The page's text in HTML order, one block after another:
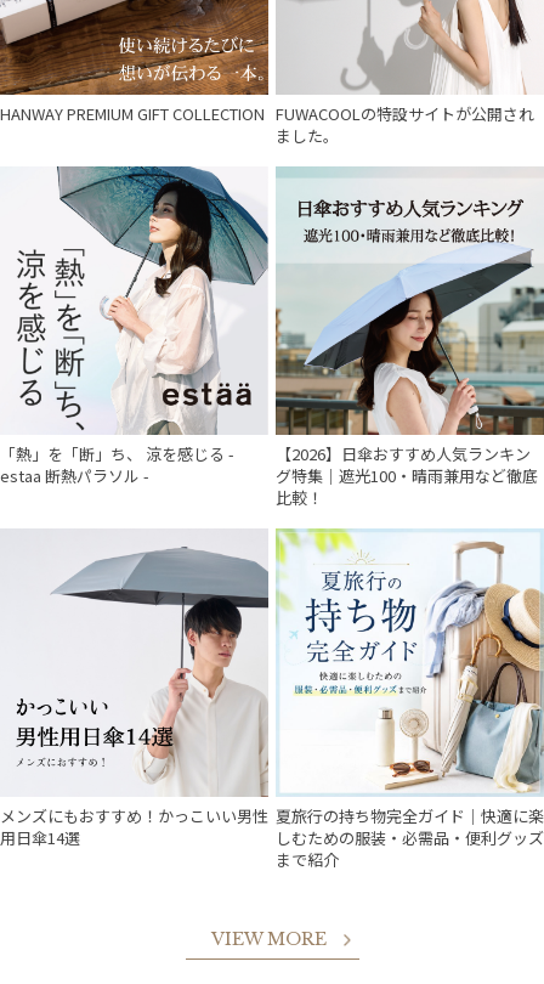
HANWAY PREMIUM GIFT COLLECTION FUWACOOLの特設サイトが公開され
ました。
「熱」を「断」ち、 涼を感じる -
estaa 断熱パラソル -
【2026】日傘おすすめ人気ランキン
グ特集｜遮光100・晴雨兼用など徹底
比較！
メンズにもおすすめ！かっこいい男性
用日傘14選
夏旅行の持ち物完全ガイド｜快適に楽
しむための服装・必需品・便利グッズ
まで紹介
VIEW MORE